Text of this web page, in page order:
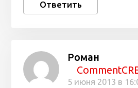
Ответить
Роман
5 июня 2013 в